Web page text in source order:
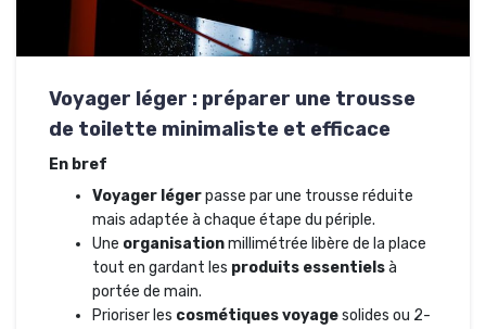
Voyager léger : préparer une trousse
de toilette minimaliste et efficace
En bref
Voyager légerpasse par une trousse réduite
mais adaptée à chaque étape du périple.
Une organisationmillimétrée libère de la place
tout en gardant les produits essentielsà
portée de main.
Prioriser les cosmétiques voyagesolides ou 2-